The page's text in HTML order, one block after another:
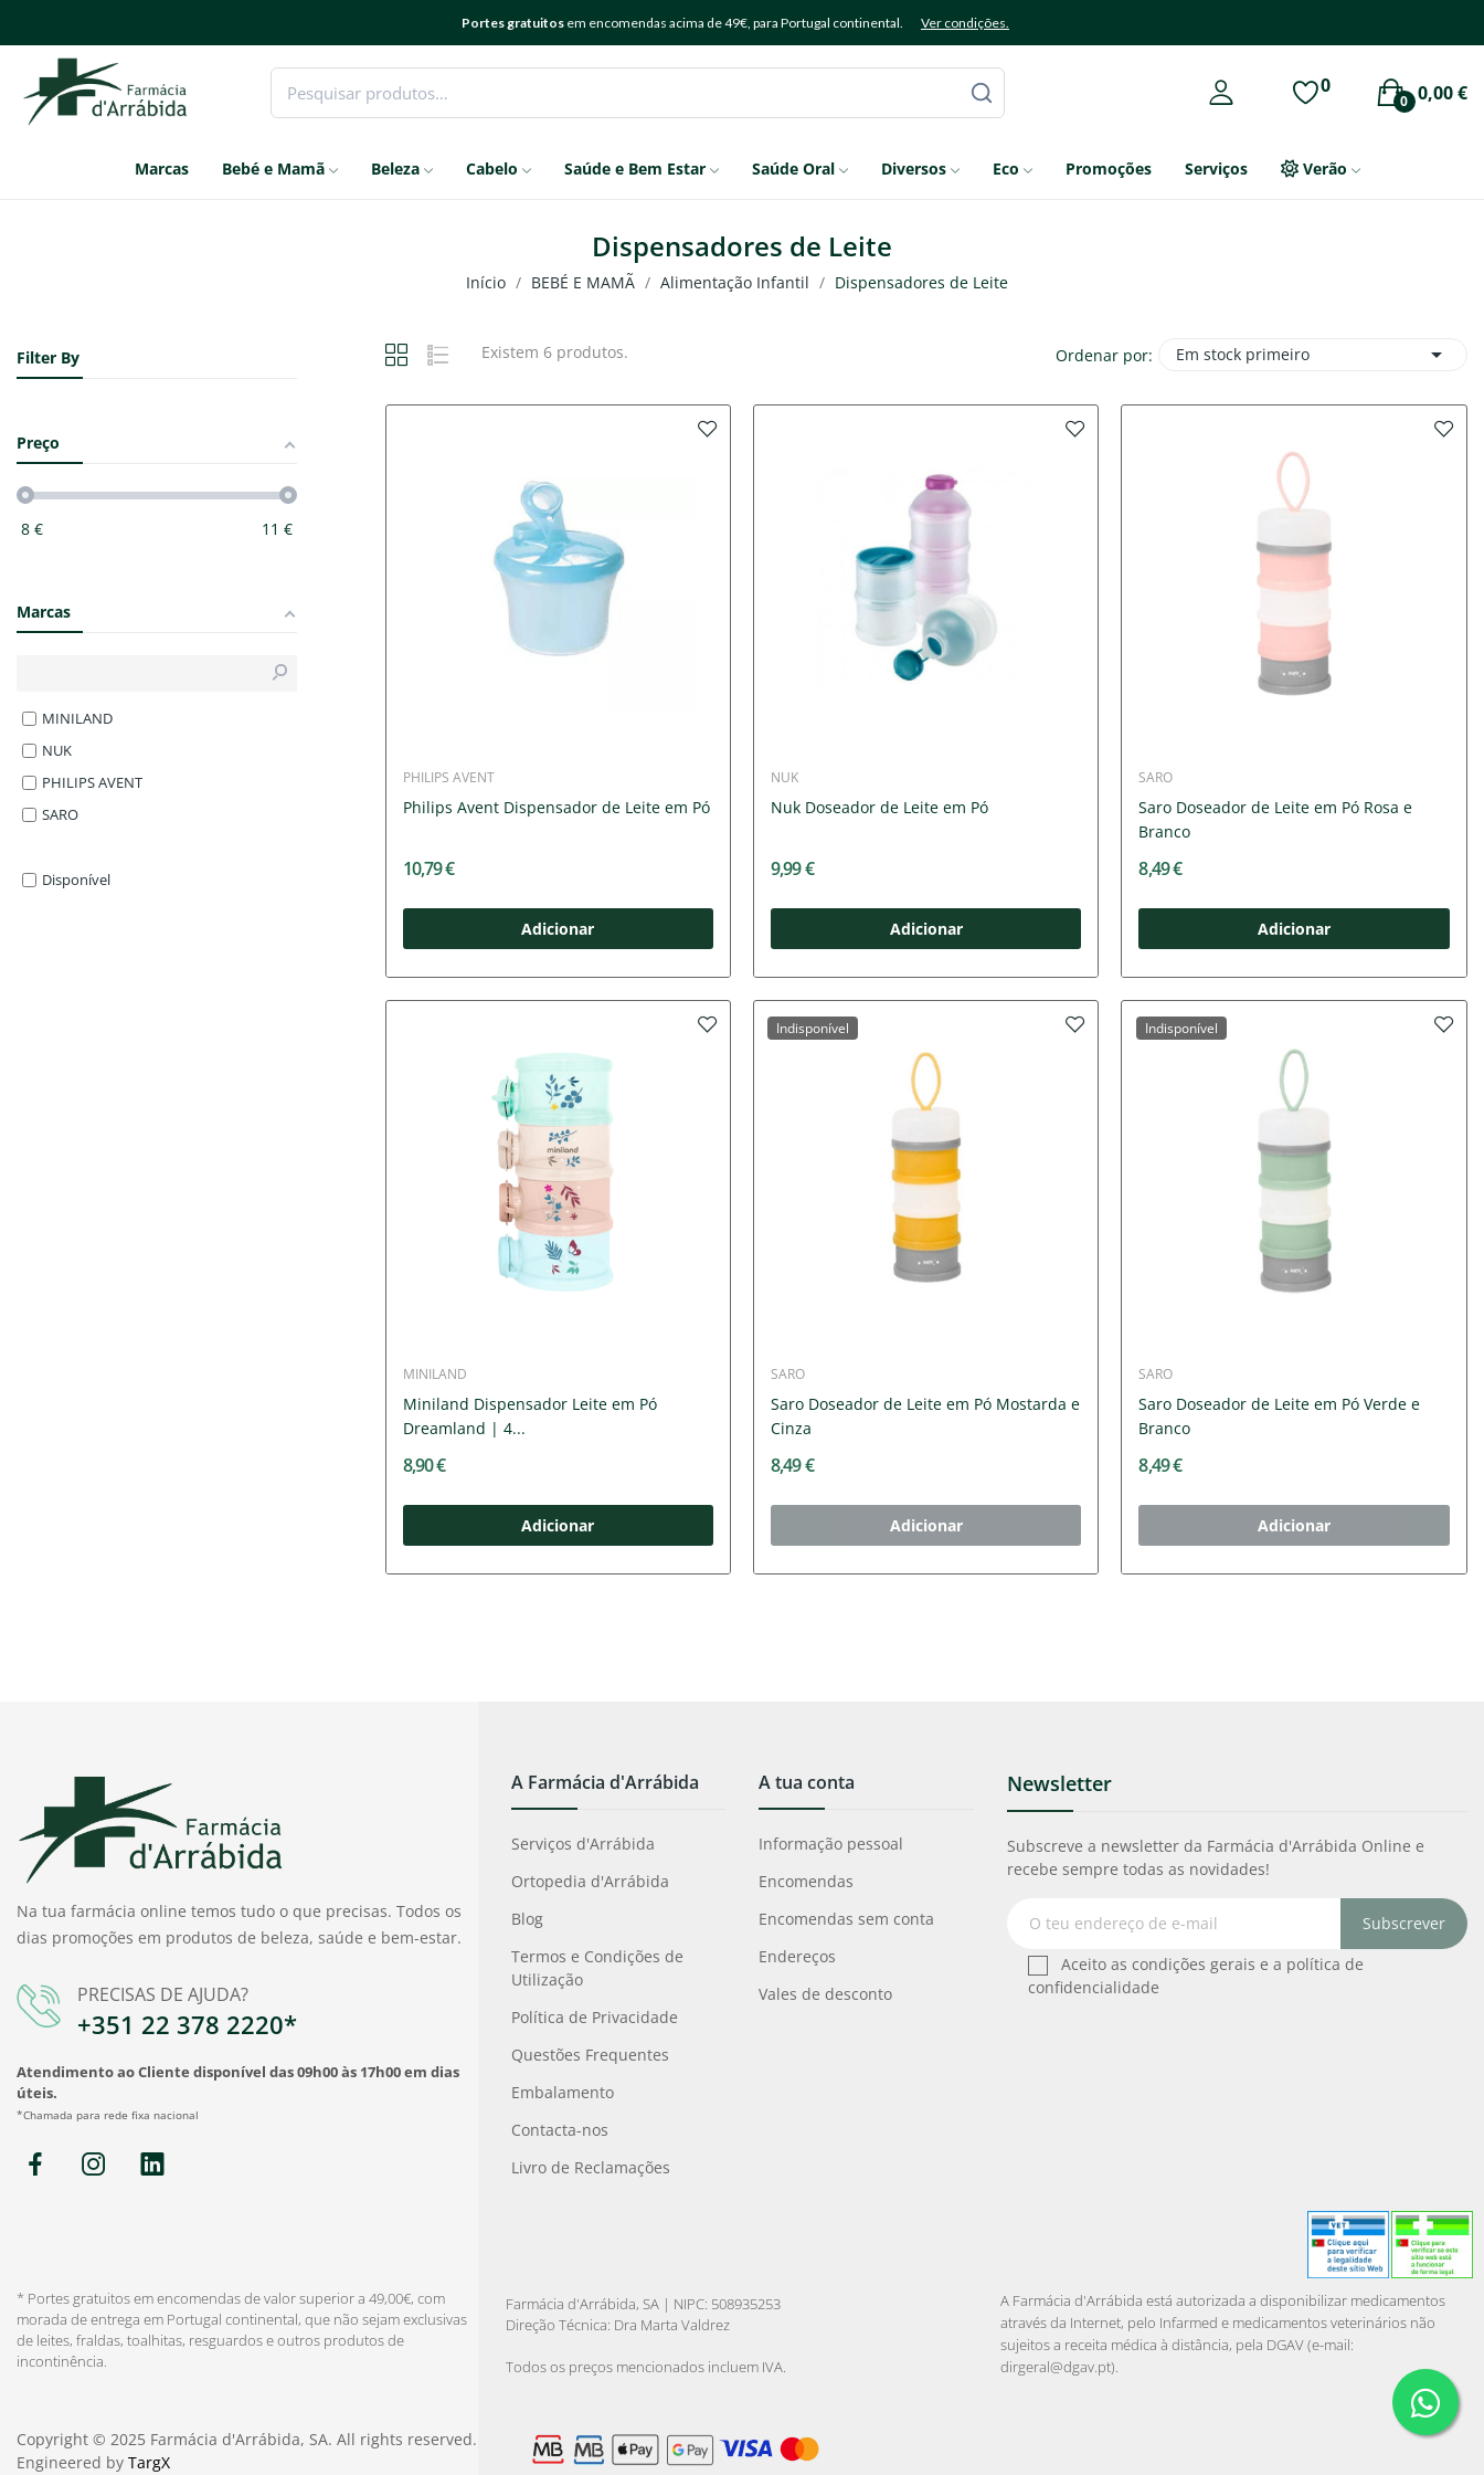
Portes gratuitos em encomendas acima de 49€, para Portugal continental. Ver condições.
0 0,00 €
0
Marcas Bebé e Mamã Beleza Cabelo Saúde e Bem Estar Saúde Oral Diversos Eco Promoções Serviços Verão
Dispensadores de Leite
Início BEBÉ E MAMÃ Alimentação Infantil Dispensadores de Leite
Filter By
Preço
8 € 11 €
Marcas
MINILAND
NUK
PHILIPS AVENT
SARO
Disponível
Existem 6 produtos. Ordenar por: Em stock primeiro 
PHILIPS AVENT
Philips Avent Dispensador de Leite em Pó
10,79 €
Adicionar
NUK
Nuk Doseador de Leite em Pó
9,99 €
Adicionar
SARO
Saro Doseador de Leite em Pó Rosa e
Branco
8,49 €
Adicionar
MINILAND
Miniland Dispensador Leite em Pó
Dreamland | 4...
8,90 €
Adicionar
Indisponível
SARO
Saro Doseador de Leite em Pó Mostarda e
Cinza
8,49 €
Adicionar
Indisponível
SARO
Saro Doseador de Leite em Pó Verde e
Branco
8,49 €
Adicionar
Na tua farmácia online temos tudo o que precisas. Todos os
dias promoções em produtos de beleza, saúde e bem-estar.
PRECISAS DE AJUDA?
+351 22 378 2220*
Atendimento ao Cliente disponível das 09h00 às 17h00 em dias
úteis.
*Chamada para rede fixa nacional
A Farmácia d'Arrábida
Serviços d'Arrábida
Ortopedia d'Arrábida
Blog
Termos e Condições de
Utilização
Política de Privacidade
Questões Frequentes
Embalamento
Contacta-nos
Livro de Reclamações
A tua conta
Informação pessoal
Encomendas
Encomendas sem conta
Endereços
Vales de desconto
Newsletter
Subscreve a newsletter da Farmácia d'Arrábida Online e
recebe sempre todas as novidades!
Subscrever
Aceito as condições gerais e a política de
confidencialidade
* Portes gratuitos em encomendas de valor superior a 49,00€, com
morada de entrega em Portugal continental, que não sejam exclusivas
de leites, fraldas, toalhitas, resguardos e outros produtos de
incontinência.
Farmácia d'Arrábida, SA | NIPC: 508935253
Direção Técnica: Dra Marta Valdrez
Todos os preços mencionados incluem IVA.
A Farmácia d'Arrábida está autorizada a disponibilizar medicamentos
através da Internet, pelo Infarmed e medicamentos veterinários não
sujeitos a receita médica à distância, pela DGAV (e-mail:
dirgeral@dgav.pt).
Copyright © 2025 Farmácia d'Arrábida, SA. All rights reserved.
Engineered by TargX